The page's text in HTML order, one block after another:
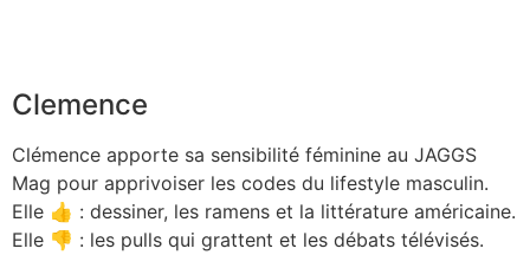
Clemence
Clémence apporte sa sensibilité féminine au JAGGS
Mag pour apprivoiser les codes du lifestyle masculin.
Elle 👍 : dessiner, les ramens et la littérature américaine.
Elle 👎 : les pulls qui grattent et les débats télévisés.